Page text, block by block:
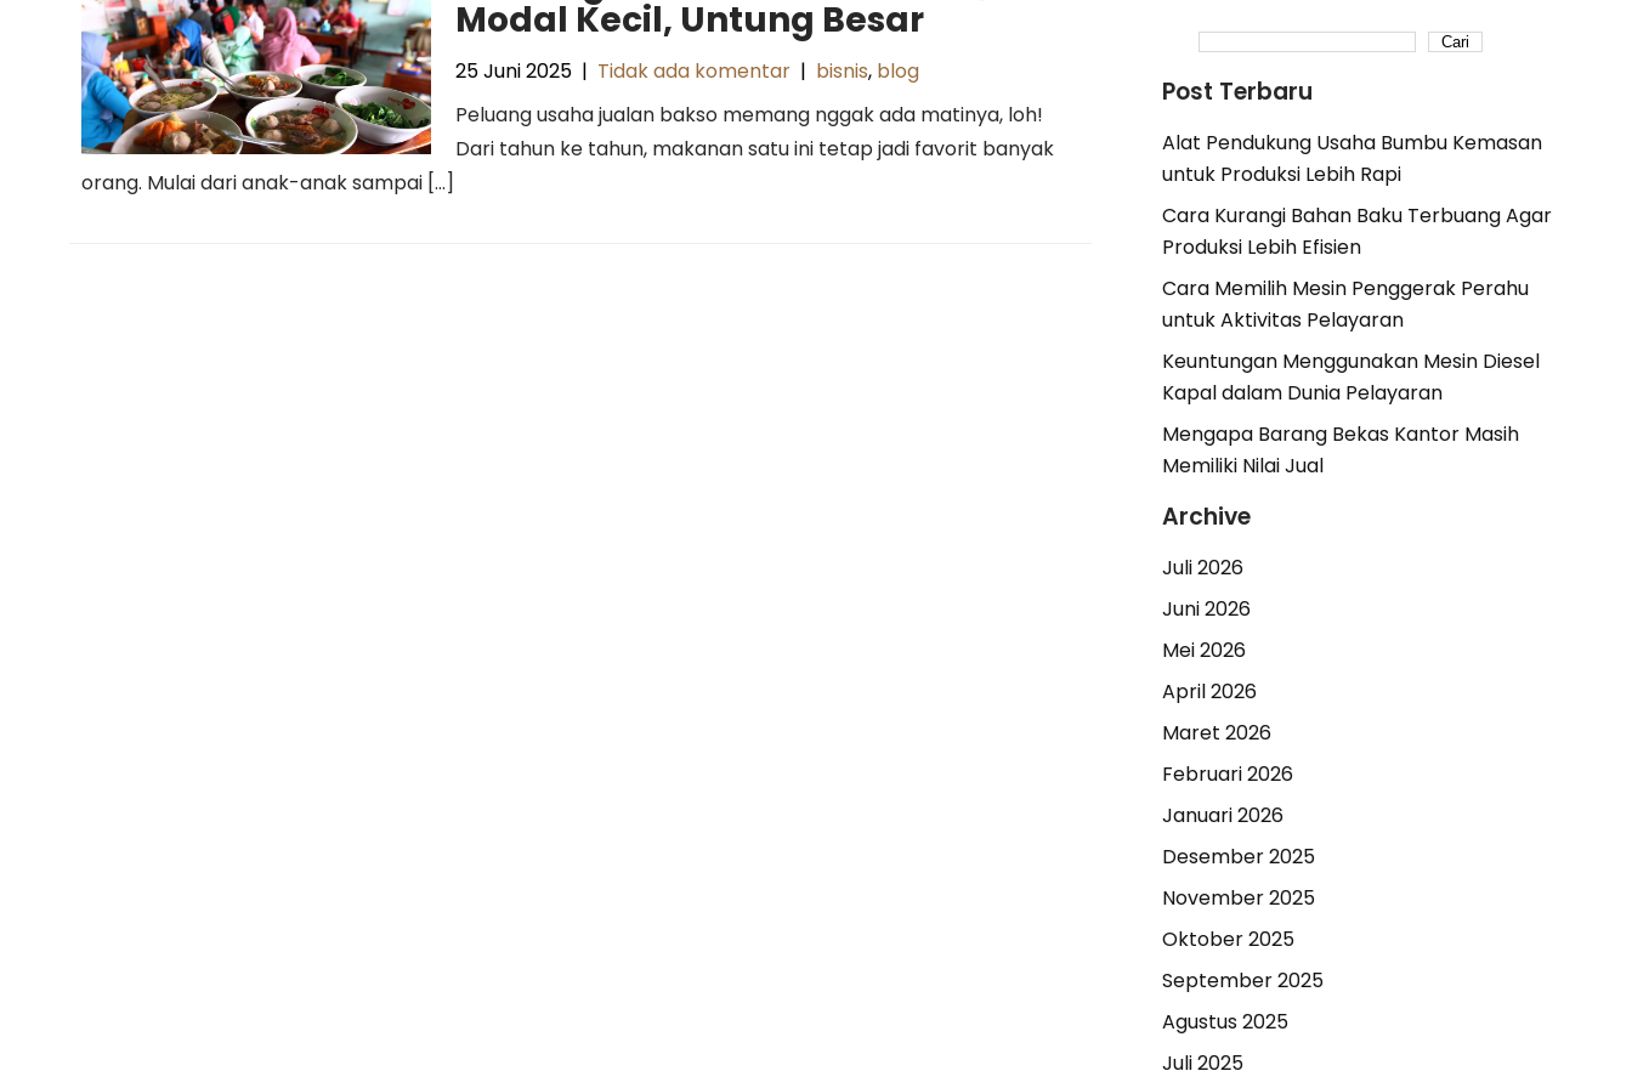
Modal Kecil, Untung Besar
25 Juni 2025 | Tidak ada komentar | bisnis, blog
Peluang usaha jualan bakso memang nggak ada matinya, loh!
Dari tahun ke tahun, makanan satu ini tetap jadi favorit banyak
orang. Mulai dari anak-anak sampai […]
Cari
Post Terbaru
Alat Pendukung Usaha Bumbu Kemasan
untuk Produksi Lebih Rapi
Cara Kurangi Bahan Baku Terbuang Agar
Produksi Lebih Efisien
Cara Memilih Mesin Penggerak Perahu
untuk Aktivitas Pelayaran
Keuntungan Menggunakan Mesin Diesel
Kapal dalam Dunia Pelayaran
Mengapa Barang Bekas Kantor Masih
Memiliki Nilai Jual
Archive
Juli 2026
Juni 2026
Mei 2026
April 2026
Maret 2026
Februari 2026
Januari 2026
Desember 2025
November 2025
Oktober 2025
September 2025
Agustus 2025
Juli 2025